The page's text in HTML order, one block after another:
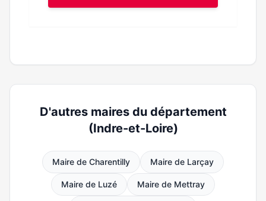
D'autres maires du département
(Indre-et-Loire)
Maire de Charentilly Maire de Larçay
Maire de Luzé Maire de Mettray